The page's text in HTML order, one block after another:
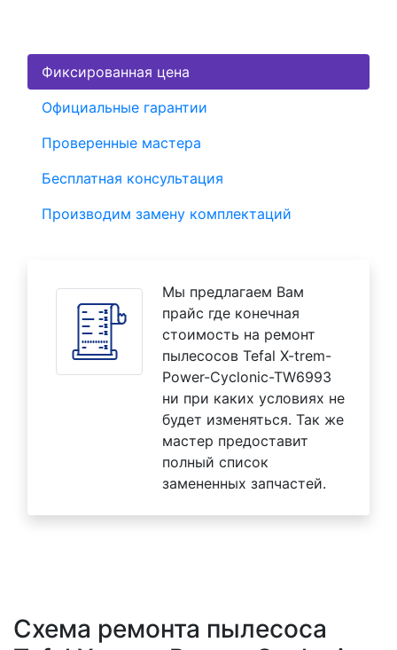
Фиксированная цена
Официальные гарантии
Проверенные мастера
Бесплатная консультация
Производим замену комплектаций
Мы предлагаем Вам
прайс где конечная
стоимость на ремонт
пылесосов Tefal X-trem-
Power-Cyclonic-TW6993
ни при каких условиях не
будет изменяться. Так же
мастер предоставит
полный список
замененных запчастей.
Схема ремонта пылесоса